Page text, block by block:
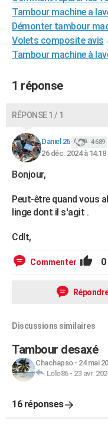
Destinations
City break
Voyage nature
Voyage de noces
Forum
Climat
+PHOTO
GUIDES D'ACHAT
BONS PLANS
CARTE DE VOEUX
DICTIONNAIRE
Dictionnaire
Biographies
Citations
Expressions
Proverbes
PROGRAMME TV
COPAINS D'AVANT
S'inscrire
Se connecter
Lycées
Collèges
Primaires
Universités
Entreprises
Service militaire
Avis de recherche
AVIS DE DÉCÈS
FORUM
Tambour machine a
Démonter tambour
Volets composite avis
Tambour machine à
1 réponse
RÉPONSE 1 / 1
Daniel 26 4 689
26 déc. 2024 à 14:18
Bonjour,
Peut-être quand vous
linge dont il s'agit .
Cdlt,
Commenter 0
Discussions similaires
Tambour desaxé
Chachapso- 24 mai
Lolo86- 23 avr.
16 réponses